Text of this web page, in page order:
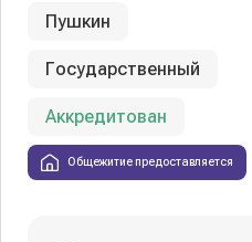
Пушкин
Государственный
Аккредитован
Общежитие предоставляется